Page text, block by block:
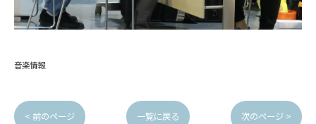
音楽情報
< 前のページ 一覧に戻る 次のページ >